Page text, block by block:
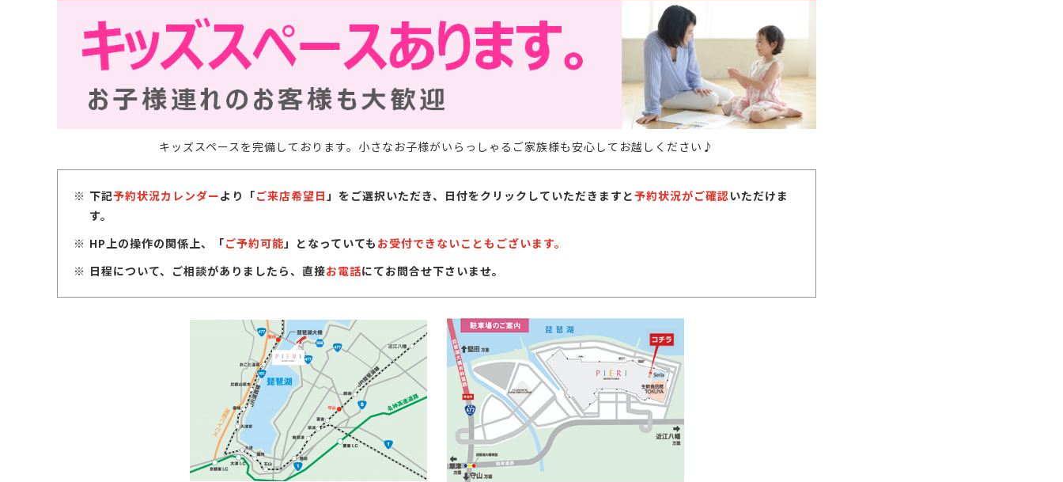
キッズスペースを完備しております。小さなお子様がいらっしゃるご家族様も安心してお越しください♪
下記予約状況カレンダーより「ご来店希望日」をご選択いただき、日付をクリックしていただきますと予約状況がご確認いただけま
す。
HP上の操作の関係上、「ご予約可能」となっていても お受付できないこともございます。
日程について、ご相談がありましたら、直接お電話にてお問合せ下さいませ。